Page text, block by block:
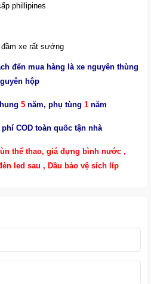
phillipines
đầm xe rất sướng
đến mua hàng là xe nguyên thùng
hộp
5 năm, phụ tùng 1 năm
COD toàn quốc tận nhà
thể thao, giá đựng bình nước ,
led sau , Dầu bảo vệ sích líp